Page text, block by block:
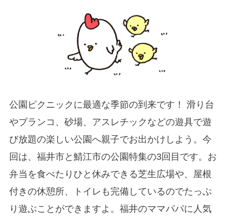
公園ピクニックに最適な季節の到来です！ 滑り台
やブランコ、砂場、アスレチックなどの遊具で遊
び放題の楽しい公園へ親子でお出かけしよう。今
回は、福井市と鯖江市の公園特集の3回目です。お
弁当を食べたりひと休みできる芝生広場や、屋根
付きの休憩所、トイレも完備しているのでたっぷ
り遊ぶことができますよ。福井のママパパに人気